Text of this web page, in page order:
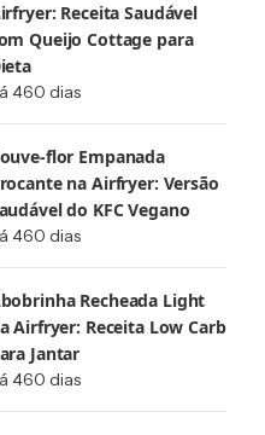
Receita Saudável
Queijo Cottage para
460 dias
flor Empanada
na Airfryer: Versão
do KFC Vegano
460 dias
Recheada Light
Airfryer: Receita Low Carb
Jantar
460 dias